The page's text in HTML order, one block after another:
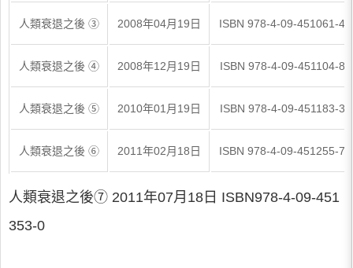
人類衰退之後 ③ 2008年04月19日 ISBN 978-4-09-451061-4
人類衰退之後 ④ 2008年12月19日 ISBN 978-4-09-451104-8
人類衰退之後 ⑤ 2010年01月19日 ISBN 978-4-09-451183-3
人類衰退之後 ⑥ 2011年02月18日 ISBN 978-4-09-451255-7
人類衰退之後⑦ 2011年07月18日 ISBN978-4-09-451
353-0